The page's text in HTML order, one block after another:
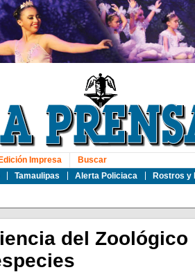
Tamaulipas Alerta Policiaca Rostros y
Edición Impresa Buscar
del Zoológico